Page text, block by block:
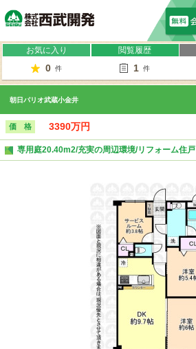
お気に入り
0 件
閲覧履歴
1 件
朝日パリオ武蔵小金井
価 格 3390万円
専用庭20.40m2/充実の周辺環境/リフォーム住戸